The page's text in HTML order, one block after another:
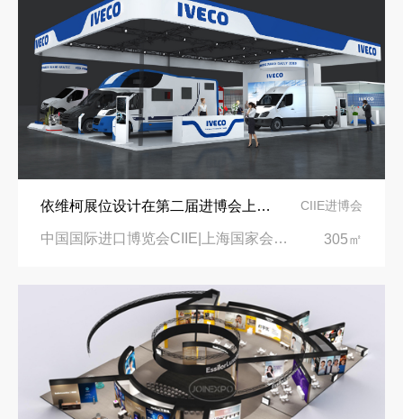
依维柯展位设计在第二届进博会上吸引万千瞩目 CIIE进博会
中国国际进口博览会CIIE|上海国家会展中心 305㎡